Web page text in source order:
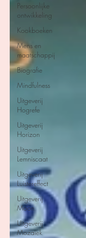
Persoonlijke
ontwikkeling
Kookboeken
Mens en
maatschappij
Biografie
Mindfulness
Uitgeverij
Hogrefe
Uitgeverij
Horizon
Uitgeverij
Lemniscaat
Uitgeverij
Luistereffect
Uitgeverij
Moon
Uitgeverij
Mozaïek